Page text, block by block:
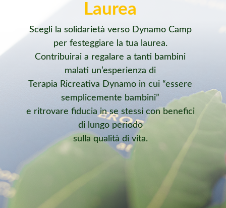
Laurea
Scegli la solidarietà verso Dynamo Camp
per festeggiare la tua laurea.
Contribuirai a regalare a tanti bambini
malati un’esperienza di
Terapia Ricreativa Dynamo in cui “essere
semplicemente bambini”
e ritrovare fiducia in se stessi con benefici
di lungo periodo
sulla qualità di vita.